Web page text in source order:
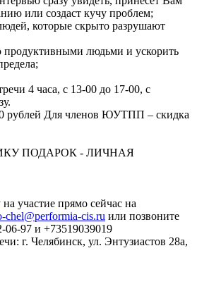
или создаст кучу проблем;
которые скрыто разрушают
продуктивными людьми и ускорить
4 часа, с 13-00 до 17-00, с
рублей Для членов ЮУТПП – скидка
ПОДАРОК - ЛИЧНАЯ
участие прямо сейчас на
chel@performia-cis.ru или позвоните
06-97 и +73519039019
г. Челябинск, ул. Энтузиастов 28а,